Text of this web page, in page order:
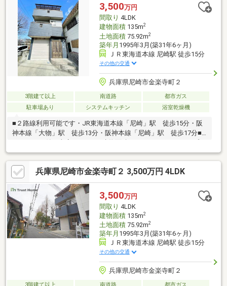
3,500万円
間取り 4LDK
建物面積135m2
土地面積75.92m2
築年月 1995年3月(築31年6ヶ月)
ＪＲ東海道本線 尼崎駅 徒歩15分
その他の交通
兵庫県尼崎市金楽寺町２
3階建て以上 南道路
都市ガス
駐車場あり
システムキッチン 浴室乾燥機
■２路線利用可能です・JR東海道本線「尼崎」駅 徒歩15分・阪
神本線「大物」駅 徒歩13分・阪神本線「尼崎」駅 徒歩17分■
間取りです （車庫面積：17.01㎡含む））■LDKは約19.0畳あり
ます■2025年2月リフォーム済です◇システムキッチン交換◇ユニ
ットバス交換◇トイレ器具一式交換◇洗面化粧台交換◇クロス貼
替◇フローリング上張り◇ハウスクリーニング◇クッションフロ
ア貼替◇給湯器交換◇建具交換
兵庫県尼崎市金楽寺町２ 3,500万円 4LDK
3,500万円
間取り 4LDK
建物面積135m2
土地面積75.92m2
築年月 1995年3月(築31年6ヶ月)
ＪＲ東海道本線 尼崎駅 徒歩15分
その他の交通
兵庫県尼崎市金楽寺町２